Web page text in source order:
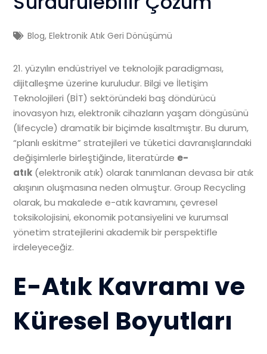
Blog,Elektronik Atık Geri Dönüşümü
21. yüzyılın endüstriyel ve teknolojik paradigması,
dijitalleşme üzerine kuruludur. Bilgi ve İletişim
Teknolojileri (BİT) sektöründeki baş döndürücü
inovasyon hızı, elektronik cihazların yaşam döngüsünü
(lifecycle) dramatik bir biçimde kısaltmıştır. Bu durum,
“planlı eskitme” stratejileri ve tüketici davranışlarındaki
değişimlerle birleştiğinde, literatürde e-
atık (elektronik atık) olarak tanımlanan devasa bir atık
akışının oluşmasına neden olmuştur. Group Recycling
olarak, bu makalede e-atık kavramını, çevresel
toksikolojisini, ekonomik potansiyelini ve kurumsal
yönetim stratejilerini akademik bir perspektifle
irdeleyeceğiz.
E-Atık Kavramı ve
Küresel Boyutları